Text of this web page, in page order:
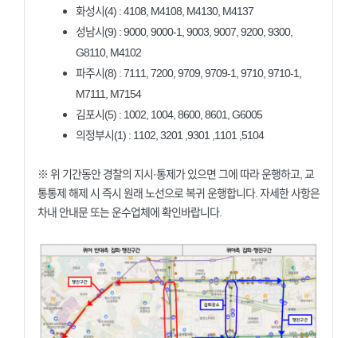
화성시(4) : 4108, M4108, M4130, M4137
성남시(9) : 9000, 9000-1, 9003, 9007, 9200, 9300,
G8110, M4102
파주시(8) : 7111, 7200, 9709, 9709-1, 9710, 9710-1,
M7111, M7154
김포시(5) : 1002, 1004, 8600, 8601, G6005
의정부시(1) : 1102, 3201 ,9301 ,1101 ,5104
※ 위 기간동안 경찰의 지시·통제가 있으면 그에 따라 운행하고, 교
통통제 해제 시 즉시 원래 노선으로 복귀 운행합니다. 자세한 사항은
차내 안내문 또는 운수업체에 확인바랍니다.